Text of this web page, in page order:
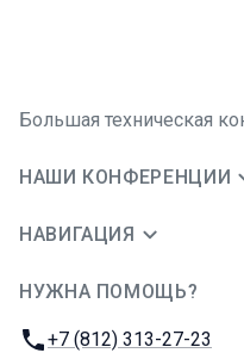
Большая техническая
НАШИ КОНФЕРЕНЦИИ
НАВИГАЦИЯ
НУЖНА ПОМОЩЬ?
Телефон:
+7 (812) 313-27-23